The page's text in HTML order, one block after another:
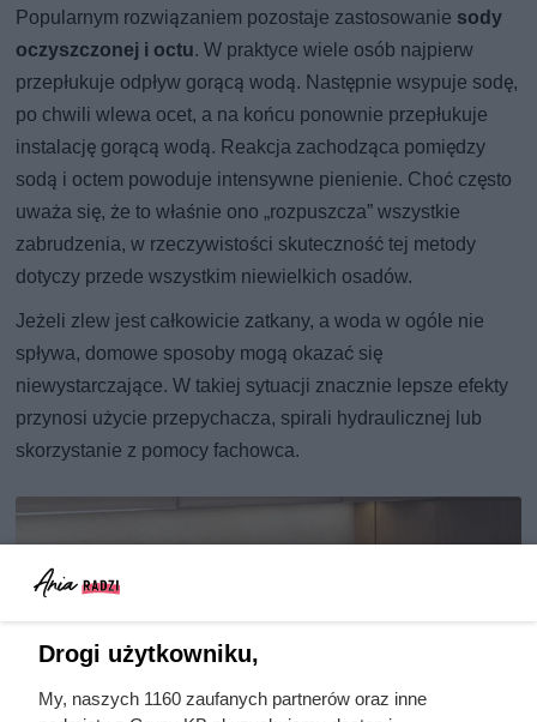
Popularnym rozwiązaniem pozostaje zastosowanie sody
oczyszczonej i octu. W praktyce wiele osób najpierw
przepłukuje odpływ gorącą wodą. Następnie wsypuje sodę,
po chwili wlewa ocet, a na końcu ponownie przepłukuje
instalację gorącą wodą. Reakcja zachodząca pomiędzy
sodą i octem powoduje intensywne pienienie. Choć często
uważa się, że to właśnie ono „rozpuszcza” wszystkie
zabrudzenia, w rzeczywistości skuteczność tej metody
dotyczy przede wszystkim niewielkich osadów.
Jeżeli zlew jest całkowicie zatkany, a woda w ogóle nie
spływa, domowe sposoby mogą okazać się
niewystarczające. W takiej sytuacji znacznie lepsze efekty
przynosi użycie przepychacza, spirali hydraulicznej lub
skorzystanie z pomocy fachowca.
Drogi użytkowniku,
My, naszych 1160 zaufanych partnerów oraz inne